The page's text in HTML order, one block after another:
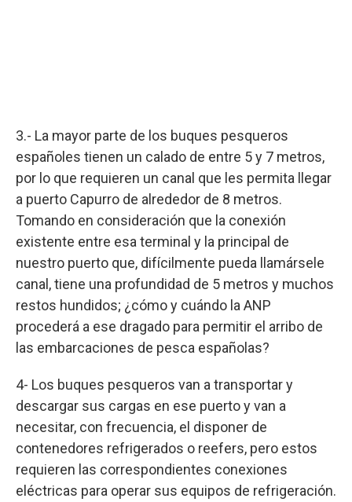
3.- La mayor parte de los buques pesqueros
españoles tienen un calado de entre 5 y 7 metros,
por lo que requieren un canal que les permita llegar
a puerto Capurro de alrededor de 8 metros.
Tomando en consideración que la conexión
existente entre esa terminal y la principal de
nuestro puerto que, difícilmente pueda llamársele
canal, tiene una profundidad de 5 metros y muchos
restos hundidos; ¿cómo y cuándo la ANP
procederá a ese dragado para permitir el arribo de
las embarcaciones de pesca españolas?
4- Los buques pesqueros van a transportar y
descargar sus cargas en ese puerto y van a
necesitar, con frecuencia, el disponer de
contenedores refrigerados o reefers, pero estos
requieren las correspondientes conexiones
eléctricas para operar sus equipos de refrigeración.